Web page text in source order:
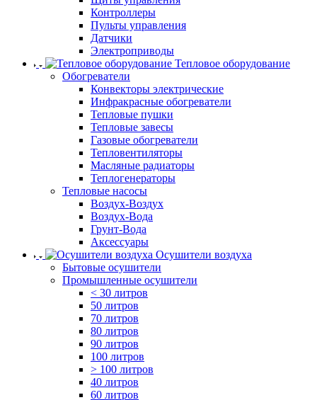
Контроллеры
Пульты управления
Датчики
Электроприводы
Тепловое оборудование
Обогреватели
Конвекторы электрические
Инфракрасные обогреватели
Тепловые пушки
Тепловые завесы
Газовые обогреватели
Тепловентиляторы
Масляные радиаторы
Теплогенераторы
Тепловые насосы
Воздух-Воздух
Воздух-Вода
Грунт-Вода
Аксессуары
Осушители воздуха
Бытовые осушители
Промышленные осушители
< 30 литров
50 литров
70 литров
80 литров
90 литров
100 литров
> 100 литров
40 литров
60 литров